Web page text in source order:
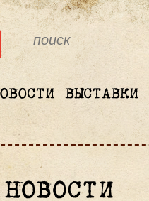
ВЫСТАВКИ
НОВОСТИ